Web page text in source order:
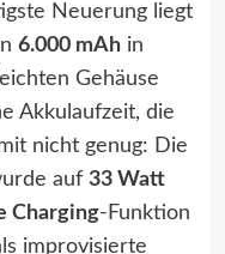
Neuerung liegt
6.000 mAhin
Gehäuse
Akkulaufzeit, die
nicht genug: Die
auf 33 Watt
Charging-Funktion
improvisierte